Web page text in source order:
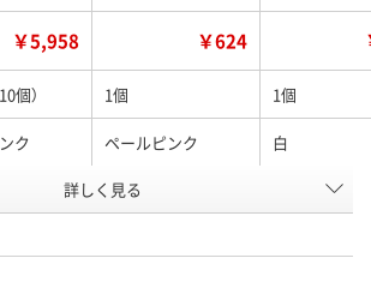
￥5,958 ￥624
個） 1個 1個
ク ペールピンク 白
EP79171 RH60084
詳しく見る